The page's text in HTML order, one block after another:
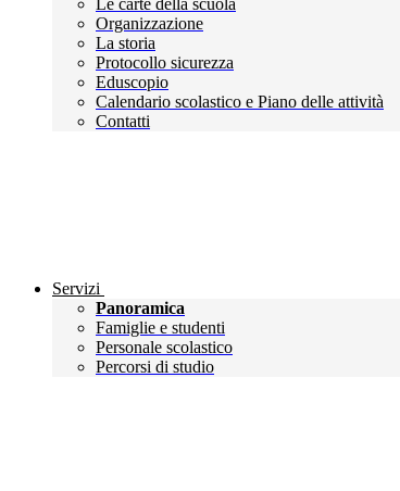
Le carte della scuola
Organizzazione
La storia
Protocollo sicurezza
Eduscopio
Calendario scolastico e Piano delle attività
Contatti
Servizi
Panoramica
Famiglie e studenti
Personale scolastico
Percorsi di studio